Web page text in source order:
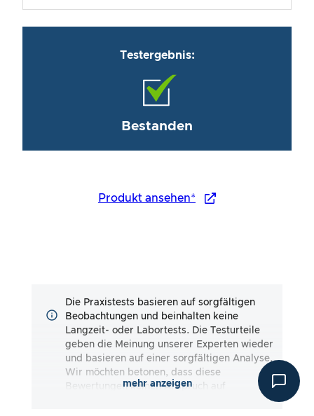
Testergebnis:
Bestanden
Produkt ansehen*
Die Praxistests basieren auf sorgfältigen
Beobachtungen und beinhalten keine
Langzeit- oder Labortests. Die Testurteile
geben die Meinung unserer Experten wieder
und basieren auf einer sorgfältigen Analyse.
Wir möchten betonen, dass diese
Bewertungen keinen Anspruch auf
mehr anzeigen